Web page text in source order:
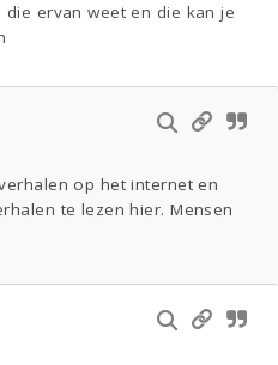
ervan weet en die kan je
op het internet en
te lezen hier. Mensen